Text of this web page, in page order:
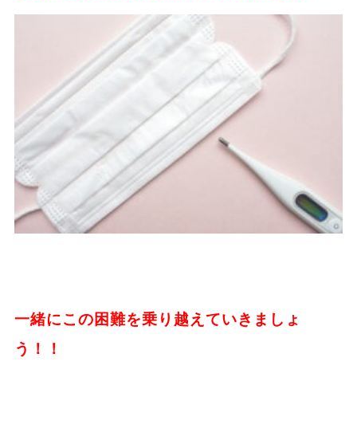
一緒にこの困難を乗り越えていきましょ
う！！